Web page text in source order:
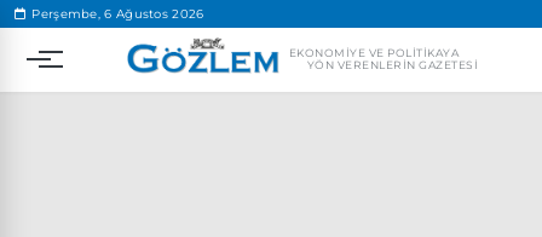
Perşembe, 6 Ağustos 2026
EKONOMIYE VE POLITIKAYA
YÖN VERENLERIN GAZETESI